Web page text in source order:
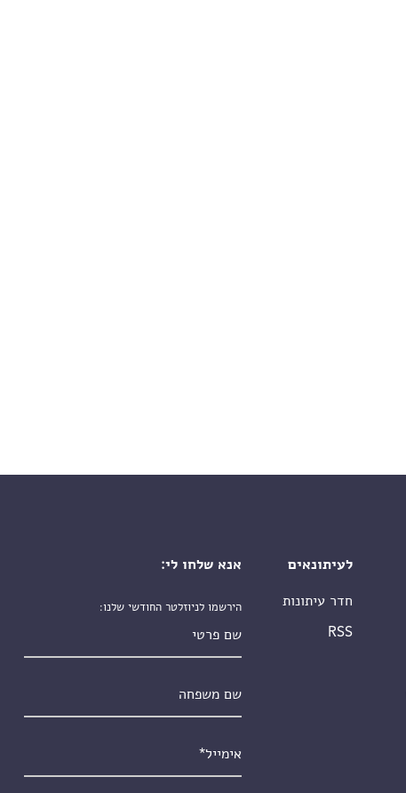
לעיתונאים
חדר עיתונות
RSS
אנא שלחו לי:
הירשמו לניוזלטר החודשי שלנו: